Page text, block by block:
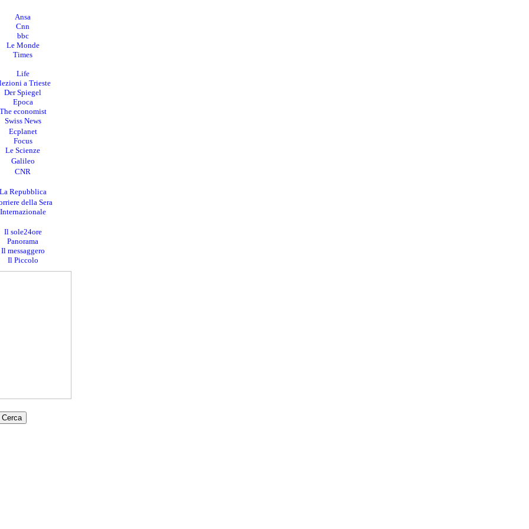
Ansa
Cnn
bbc
Le Monde
Times
Life
a Trieste
Der Spiegel
Epoca
economist
Swiss News
Ecplanet
Focus
Le Scienze
Galileo
CNR
Repubblica
della Sera
Internazionale
Il sole24ore
Panorama
Il messaggero
Il Piccolo